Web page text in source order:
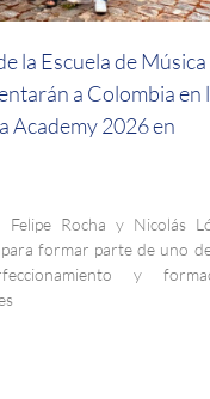
la Escuela de
a Colombia en
Academy 2026 en
Felipe Rocha y Nicolás
formar parte de uno
y